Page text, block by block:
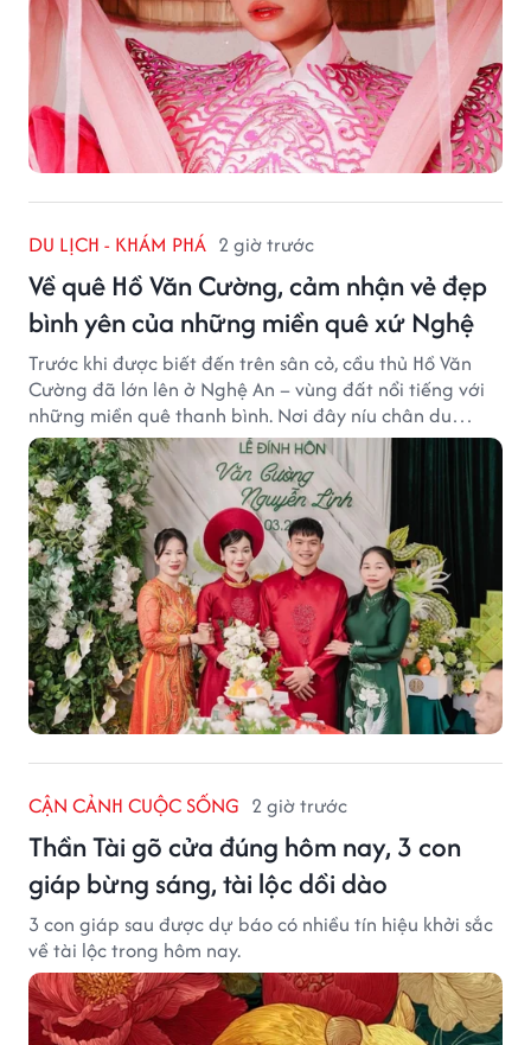
DU LỊCH - KHÁM PHÁ 2 giờ trước
Về quê Hồ Văn Cường, cảm nhận vẻ đẹp
bình yên của những miền quê xứ Nghệ
Trước khi được biết đến trên sân cỏ, cầu thủ Hồ Văn
Cường đã lớn lên ở Nghệ An – vùng đất nổi tiếng với
những miền quê thanh bình. Nơi đây níu chân du
khách bằng cánh đồng xanh, làng quê yên ả và nhịp
sống chậm đầy bình yên.
CẬN CẢNH CUỘC SỐNG 2 giờ trước
Thần Tài gõ cửa đúng hôm nay, 3 con
giáp bừng sáng, tài lộc dồi dào
3 con giáp sau được dự báo có nhiều tín hiệu khởi sắc
về tài lộc trong hôm nay.